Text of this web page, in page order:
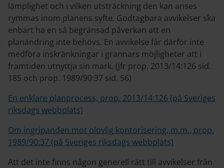
lämplighet och i vilken utsträckning den kan anses
rymmas inom planens syfte. Godtagbara avvikelser ska
enbart ha en så begränsad påverkan att en
planändring inte behövs. En avvikelse får därför inte
medföra inskränkningar i grannars möjligheter att i
framtiden utnyttja sin mark. (jfr prop. 2013/14:126 sid.
185 och prop. 1989/90:37 sid. 56)
En enklare planprocess, prop. 2013/14:126 (på Sveriges
riksdags webbplats)
Om ingripanden mot olovlig kontorisering, m.m., prop.
1989/90:37 (på Sveriges riksdags webbplats)
Att det inte finns någon generell rätt till avvikelser från